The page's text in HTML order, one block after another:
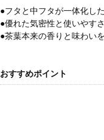
●フタと中フタが一体化し
●優れた気密性と使いやす
●茶葉本来の香りと味わい
おすすめポイント